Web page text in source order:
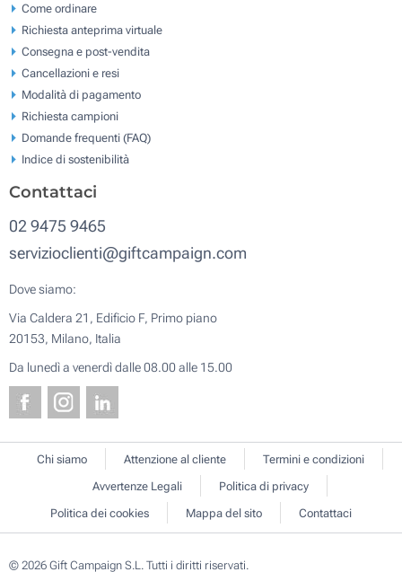
Come ordinare
Richiesta anteprima virtuale
Consegna e post-vendita
Cancellazioni e resi
Modalità di pagamento
Richiesta campioni
Domande frequenti (FAQ)
Indice di sostenibilità
Contattaci
02 9475 9465
servizioclienti@giftcampaign.com
Dove siamo:
Via Caldera 21, Edificio F, Primo piano
20153, Milano, Italia
Da lunedì a venerdì dalle 08.00 alle 15.00
Chi siamo Attenzione al cliente
Termini e condizioni
Avvertenze Legali
Politica di privacy
Politica dei cookies
Mappa del sito Contattaci
© 2026 Gift Campaign S.L. Tutti i diritti riservati.